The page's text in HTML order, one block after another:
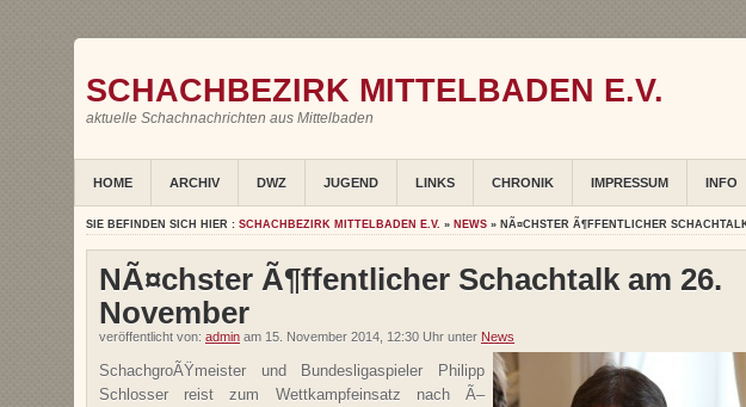
SCHACHBEZIRK MITTELBADEN E.V.
aktuelle Schachnachrichten aus Mittelbaden
HOME ARCHIV DWZ JUGEND LINKS CHRONIK IMPRESSUM INFO
SIE BEFINDEN SICH HIER : SCHACHBEZIRK MITTELBADEN E.V. » NEWS » NÃ¤CHSTER Ã¶FFENTLICHER
NÃ¤chster Ã¶ffentlicher Schachtalk am 26.
November
veröffentlicht von: admin am 15. November 2014, 12:30 Uhr unter News
SchachgroÃŸmeister und Bundesligaspieler Philipp
Schlosser reist zum Wettkampfeinsatz nach Ã–